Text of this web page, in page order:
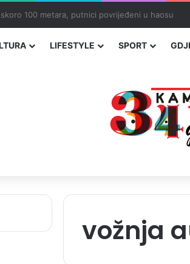
i Kojović traže poseban status za Memorijalni
LIFESTYLE SPORT
vožnja